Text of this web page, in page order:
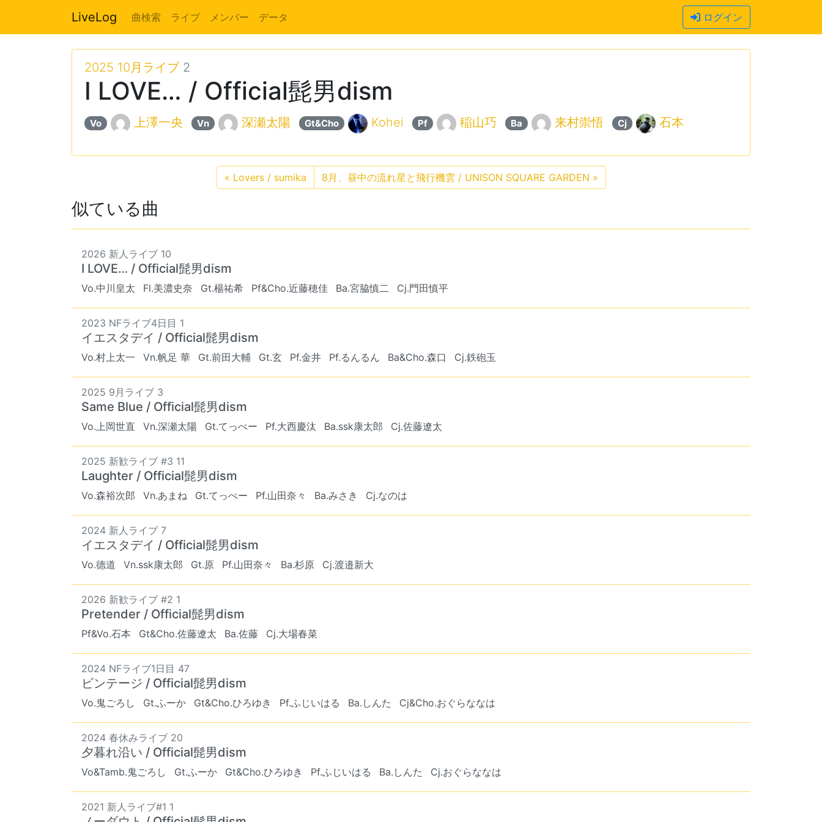
LiveLog 曲検索 ライブ メンバー データ ログイン
2025 10月ライブ2
I LOVE… / Official髭男dism
Vo 上澤一央 Vn 深瀬太陽 Gt&Cho Kohei Pf 稲山巧 Ba 来村崇悟 Cj 石本
« Lovers / sumika 8月、昼中の流れ星と飛行機雲 / UNISON SQUARE GARDEN »
似ている曲
2026 新人ライブ 10
I LOVE… / Official髭男dism
Vo.中川皇太 Fl.美濃史奈 Gt.楊祐希 Pf&Cho.近藤穂佳 Ba.宮脇慎二 Cj.門田慎平
2023 NFライブ4日目 1
イエスタデイ / Official髭男dism
Vo.村上太一 Vn.帆足 華 Gt.前田大輔 Gt.玄 Pf.金井 Pf.るんるん Ba&Cho.森口 Cj.鉄砲玉
2025 9月ライブ 3
Same Blue / Official髭男dism
Vo.上岡世直 Vn.深瀬太陽 Gt.てっぺー Pf.大西慶汰 Ba.ssk康太郎 Cj.佐藤遼太
2025 新歓ライブ #3 11
Laughter / Official髭男dism
Vo.森裕次郎 Vn.あまね Gt.てっぺー Pf.山田奈々 Ba.みさき Cj.なのは
2024 新人ライブ 7
イエスタデイ / Official髭男dism
Vo.德道 Vn.ssk康太郎 Gt.原 Pf.山田奈々 Ba.杉原 Cj.渡邉新大
2026 新歓ライブ #2 1
Pretender / Official髭男dism
Pf&Vo.石本 Gt&Cho.佐藤遼太 Ba.佐藤 Cj.大場春菜
2024 NFライブ1日目 47
ビンテージ / Official髭男dism
Vo.鬼ごろし Gt.ふーか Gt&Cho.ひろゆき Pf.ふじいはる Ba.しんた Cj&Cho.おぐらななは
2024 春休みライブ 20
夕暮れ沿い / Official髭男dism
Vo&Tamb.鬼ごろし Gt.ふーか Gt&Cho.ひろゆき Pf.ふじいはる Ba.しんた Cj.おぐらななは
2021 新人ライブ#1 1